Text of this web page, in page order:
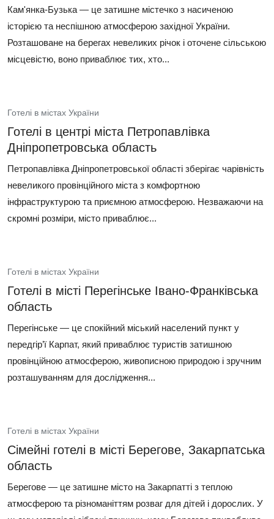
Кам'янка-Бузька — це затишне містечко з насиченою
історією та неспішною атмосферою західної України.
Розташоване на берегах невеликих річок і оточене сільською
місцевістю, воно приваблює тих, хто...
Готелі в містах України
Готелі в центрі міста Петропавлівка
Дніпропетровська область
Петропавлівка Дніпропетровської області зберігає чарівність
невеликого провінційного міста з комфортною
інфраструктурою та приємною атмосферою. Незважаючи на
скромні розміри, місто приваблює...
Готелі в містах України
Готелі в місті Перегінське Івано-Франківська
область
Перегінське — це спокійний міський населений пункт у
передгір’ї Карпат, який приваблює туристів затишною
провінційною атмосферою, живописною природою і зручним
розташуванням для дослідження...
Готелі в містах України
Сімейні готелі в місті Берегове, Закарпатська
область
Берегове — це затишне місто на Закарпатті з теплою
атмосферою та різноманіттям розваг для дітей і дорослих. У